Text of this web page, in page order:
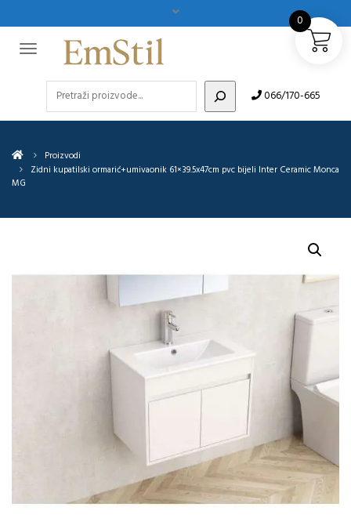
066/170-665
Proizvodi
Zidni kupatilski ormarić+umivaonik 61×39.5x47cm pvc bijeli Inter Ceramic Monca
MG
0